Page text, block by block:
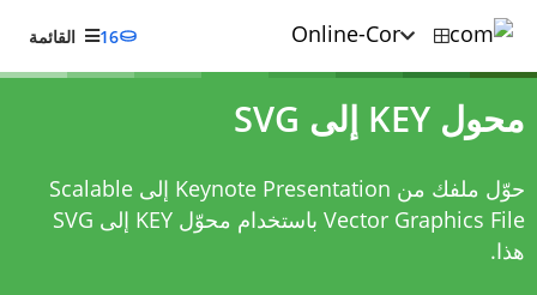
16 القائمة
محول KEY إلى SVG
حوّل ملفك من Keynote Presentation إلى Scalable
Vector Graphics File باستخدام
محوّل KEY إلى SVG
هذا.